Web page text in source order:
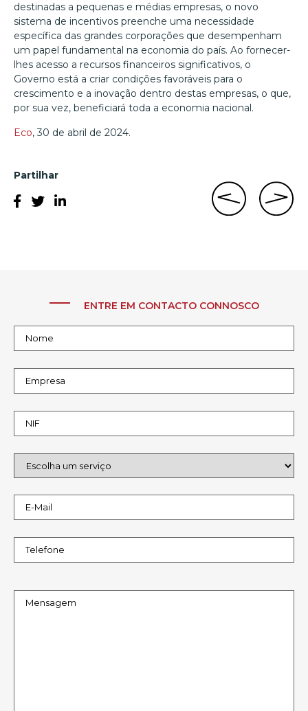
destinadas a pequenas e médias empresas, o novo
sistema de incentivos preenche uma necessidade
específica das grandes corporações que desempenham
um papel fundamental na economia do país. Ao fornecer-
lhes acesso a recursos financeiros significativos, o
Governo está a criar condições favoráveis para o
crescimento e a inovação dentro destas empresas, o que,
por sua vez, beneficiará toda a economia nacional.
Eco, 30 de abril de 2024.
Partilhar
ENTRE EM CONTACTO CONNOSCO